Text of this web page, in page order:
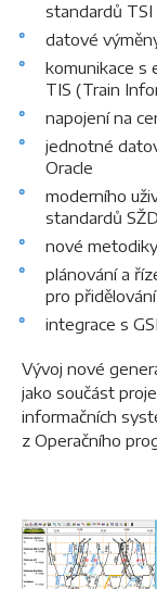
standardů
datové
komunikace s
TIS (Train
napojení na
jednotné
Oracle
moderního
standardů
nové
plánování a
pro
integrace s
Vývoj nové
jako součást
informačních
z Operačního